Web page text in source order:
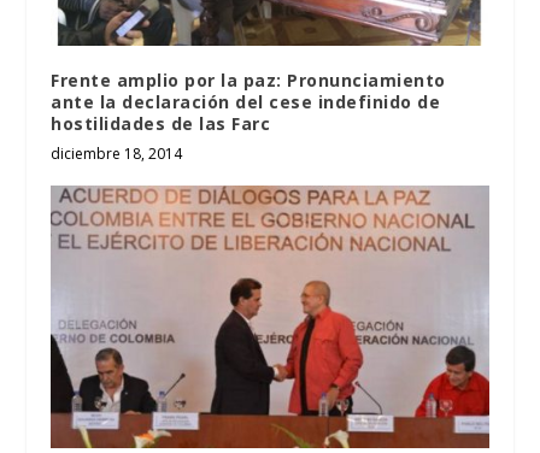
Frente amplio por la paz: Pronunciamiento
ante la declaración del cese indefinido de
hostilidades de las Farc
diciembre 18, 2014